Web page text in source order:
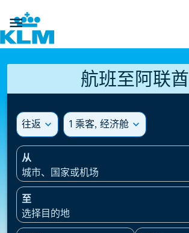

航班至阿联酋
往返 expand_more 1 乘客, 经济舱 expand_more
从
城市、国家或机场
至
选择目的地